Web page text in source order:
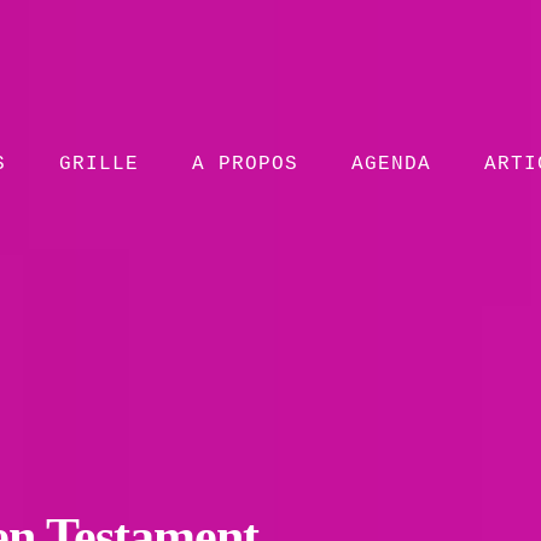
GRILLE A PROPOS AGENDA